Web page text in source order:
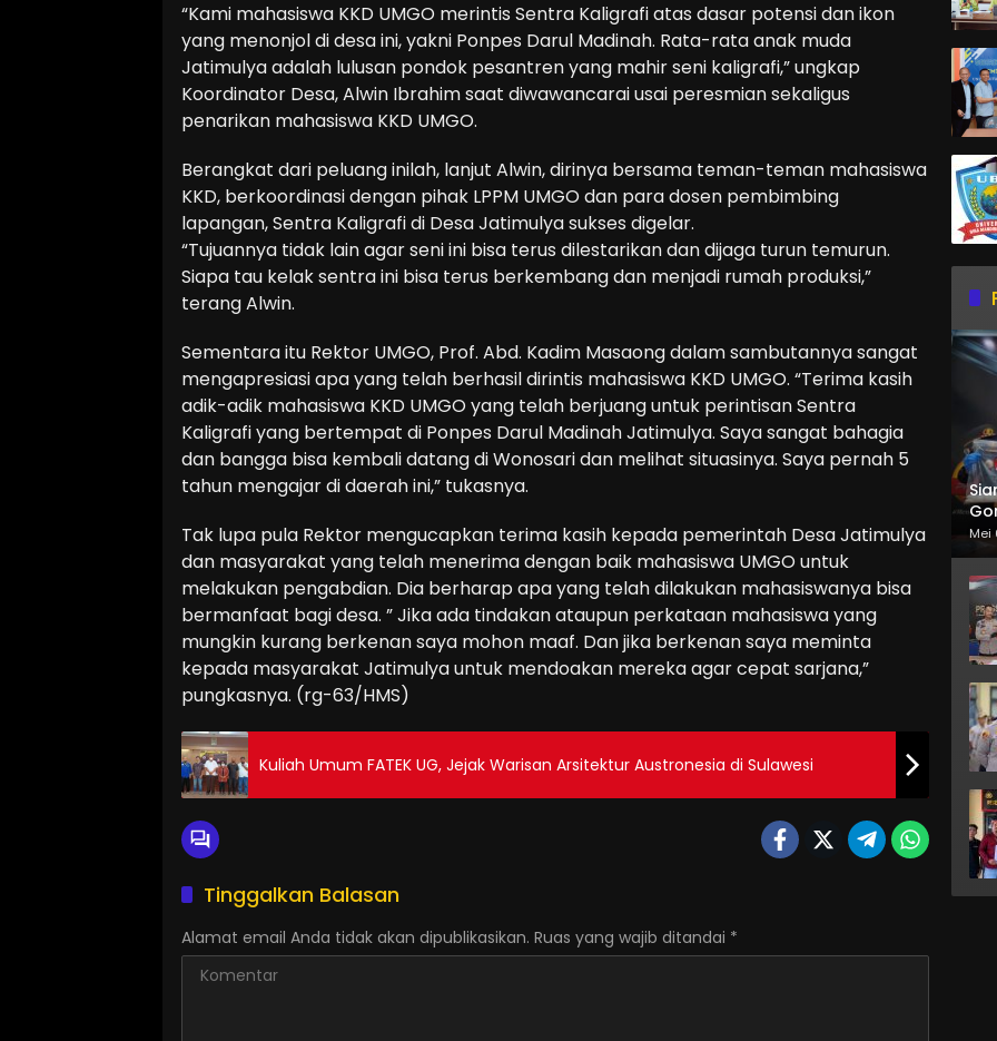
“Kami mahasiswa KKD UMGO merintis Sentra Kaligrafi atas dasar potensi dan ikon
yang menonjol di desa ini, yakni Ponpes Darul Madinah. Rata-rata anak muda
Jatimulya adalah lulusan pondok pesantren yang mahir seni kaligrafi,” ungkap
Koordinator Desa, Alwin Ibrahim saat diwawancarai usai peresmian sekaligus
penarikan mahasiswa KKD UMGO.
Berangkat dari peluang inilah, lanjut Alwin, dirinya bersama teman-teman mahasiswa
KKD, berkoordinasi dengan pihak LPPM UMGO dan para dosen pembimbing
lapangan, Sentra Kaligrafi di Desa Jatimulya sukses digelar.
“Tujuannya tidak lain agar seni ini bisa terus dilestarikan dan dijaga turun temurun.
Siapa tau kelak sentra ini bisa terus berkembang dan menjadi rumah produksi,”
terang Alwin.
Sementara itu Rektor UMGO, Prof. Abd. Kadim Masaong dalam sambutannya sangat
mengapresiasi apa yang telah berhasil dirintis mahasiswa KKD UMGO. “Terima kasih
adik-adik mahasiswa KKD UMGO yang telah berjuang untuk perintisan Sentra
Kaligrafi yang bertempat di Ponpes Darul Madinah Jatimulya. Saya sangat bahagia
dan bangga bisa kembali datang di Wonosari dan melihat situasinya. Saya pernah 5
tahun mengajar di daerah ini,” tukasnya.
Tak lupa pula Rektor mengucapkan terima kasih kepada pemerintah Desa Jatimulya
dan masyarakat yang telah menerima dengan baik mahasiswa UMGO untuk
melakukan pengabdian. Dia berharap apa yang telah dilakukan mahasiswanya bisa
bermanfaat bagi desa. ” Jika ada tindakan ataupun perkataan mahasiswa yang
mungkin kurang berkenan saya mohon maaf. Dan jika berkenan saya meminta
kepada masyarakat Jatimulya untuk mendoakan mereka agar cepat sarjana,”
pungkasnya. (rg-63/HMS)
Kuliah Umum FATEK UG, Jejak Warisan Arsitektur Austronesia di Sulawesi
Tinggalkan Balasan
Alamat email Anda tidak akan dipublikasikan. Ruas yang wajib ditandai *
Mei